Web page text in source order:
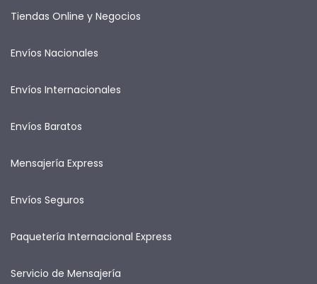
Tiendas Online y Negocios
Envíos Nacionales
Envíos Internacionales
Envíos Baratos
Mensajería Express
Envíos Seguros
Paquetería Internacional Express
Servicio de Mensajería